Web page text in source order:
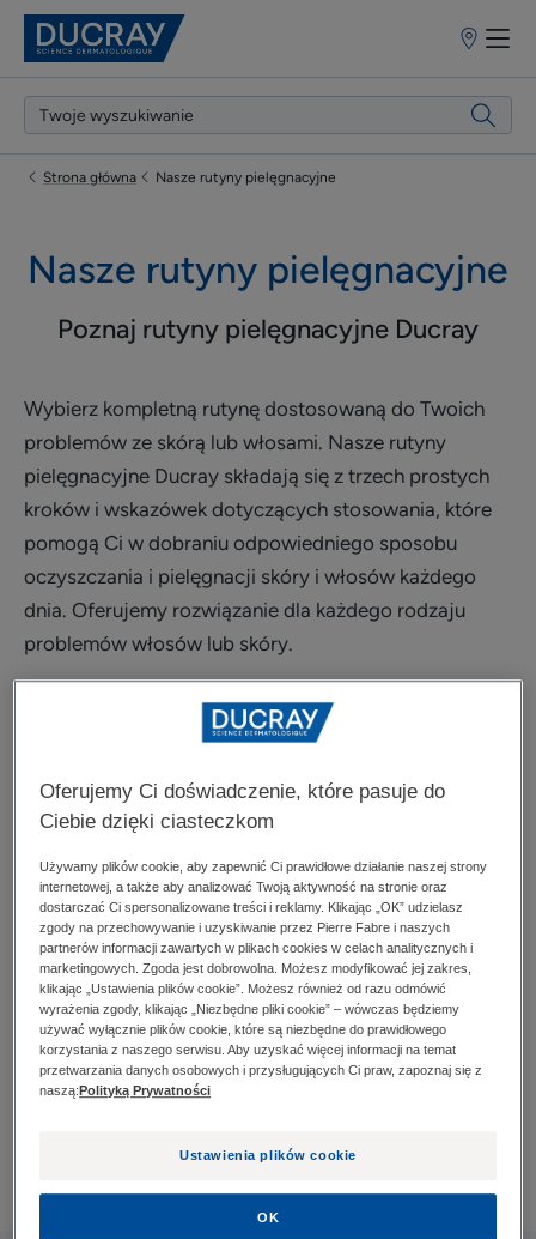
Punkty
Strona główna Nasze rutyny pielęgnacyjne
Nasze rutyny pielęgnacyjne
Poznaj rutyny pielęgnacyjne Ducray
Wybierz kompletną rutynę dostosowaną do Twoich
problemów ze skórą lub włosami. Nasze rutyny
pielęgnacyjne Ducray składają się z trzech prostych
kroków i wskazówek dotyczących stosowania, które
pomogą Ci w dobraniu odpowiedniego sposobu
oczyszczania i pielęgnacji skóry i włosów każdego
dnia. Oferujemy rozwiązanie dla każdego rodzaju
problemów włosów lub skóry.
Wybierz swój problem
Poznaj nasze metody
Oferujemy Ci doświadczenie, które pasuje do
Ciebie dzięki ciasteczkom
Używamy plików cookie, aby zapewnić Ci prawidłowe działanie naszej strony
internetowej, a także aby analizować Twoją aktywność na stronie oraz
dostarczać Ci spersonalizowane treści i reklamy. Klikając „OK” udzielasz
zgody na przechowywanie i uzyskiwanie przez Pierre Fabre i naszych
partnerów informacji zawartych w plikach cookies w celach analitycznych i
marketingowych. Zgoda jest dobrowolna. Możesz modyfikować jej zakres,
klikając „Ustawienia plików cookie”. Możesz również od razu odmówić
wyrażenia zgody, klikając „Niezbędne pliki cookie” – wówczas będziemy
używać wyłącznie plików cookie, które są niezbędne do prawidłowego
korzystania z naszego serwisu. Aby uzyskać więcej informacji na temat
przetwarzania danych osobowych i przysługujących Ci praw, zapoznaj się z
naszą:Polityką Prywatności
Ustawienia plików cookie
OK